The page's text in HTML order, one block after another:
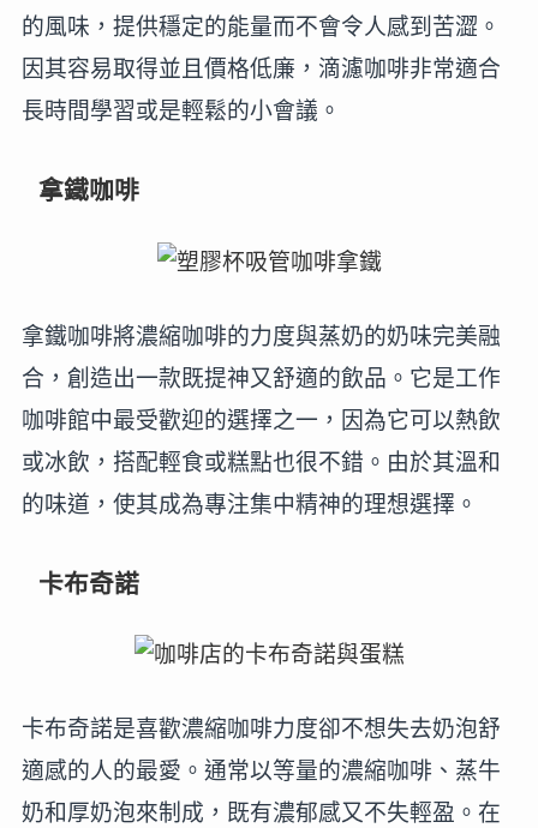
的風味，提供穩定的能量而不會令人感到苦澀。
因其容易取得並且價格低廉，滴濾咖啡非常適合
長時間學習或是輕鬆的小會議。
拿鐵咖啡
拿鐵咖啡將濃縮咖啡的力度與蒸奶的奶味完美融
合，創造出一款既提神又舒適的飲品。它是工作
咖啡館中最受歡迎的選擇之一，因為它可以熱飲
或冰飲，搭配輕食或糕點也很不錯。由於其溫和
的味道，使其成為專注集中精神的理想選擇。
卡布奇諾
卡布奇諾是喜歡濃縮咖啡力度卻不想失去奶泡舒
適感的人的最愛。通常以等量的濃縮咖啡、蒸牛
奶和厚奶泡來制成，既有濃郁感又不失輕盈。在